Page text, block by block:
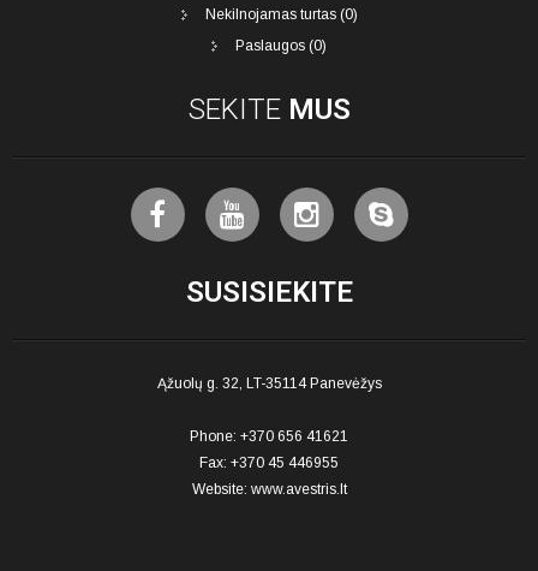
Nekilnojamas turtas (0)
Paslaugos (0)
SEKITE MUS
SUSISIEKITE
Ąžuolų g. 32, LT-35114 Panevėžys
Phone: +370 656 41621
Fax: +370 45 446955
Website: www.avestris.lt